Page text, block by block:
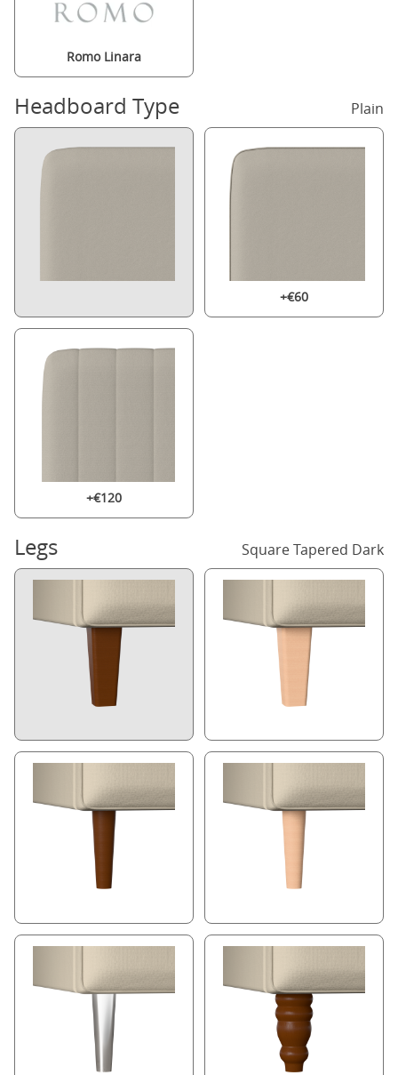
Romo Linara
Headboard Type Plain
+€60
+€120
Legs Square Tapered Dark